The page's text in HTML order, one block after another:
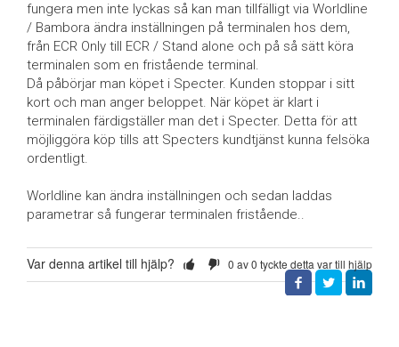
fungera men inte lyckas så kan man tillfälligt via Worldline
/ Bambora ändra inställningen på terminalen hos dem,
från ECR Only till ECR / Stand alone och på så sätt köra
terminalen som en fristående terminal.
Då påbörjar man köpet i Specter. Kunden stoppar i sitt
kort och man anger beloppet. När köpet är klart i
terminalen färdigställer man det i Specter. Detta för att
möjliggöra köp tills att Specters kundtjänst kunna felsöka
ordentligt.
Worldline kan ändra inställningen och sedan laddas
parametrar så fungerar terminalen fristående..
Var denna artikel till hjälp? 0 av 0 tyckte detta var till hjälp